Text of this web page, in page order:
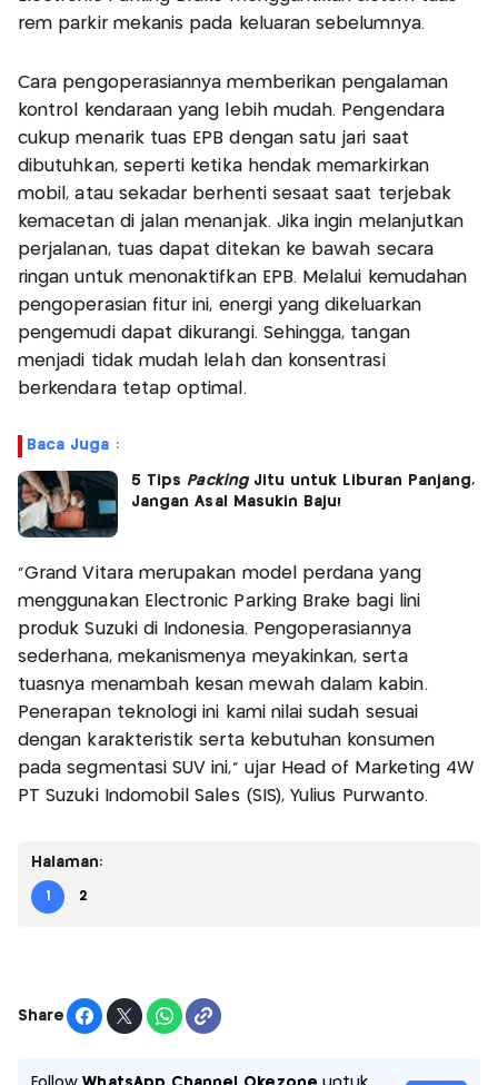
rem parkir mekanis pada keluaran sebelumnya.
Cara pengoperasiannya memberikan pengalaman
kontrol kendaraan yang lebih mudah. Pengendara
cukup menarik tuas EPB dengan satu jari saat
dibutuhkan, seperti ketika hendak memarkirkan
mobil, atau sekadar berhenti sesaat saat terjebak
kemacetan di jalan menanjak. Jika ingin melanjutkan
perjalanan, tuas dapat ditekan ke bawah secara
ringan untuk menonaktifkan EPB. Melalui kemudahan
pengoperasian fitur ini, energi yang dikeluarkan
pengemudi dapat dikurangi. Sehingga, tangan
menjadi tidak mudah lelah dan konsentrasi
berkendara tetap optimal.
Baca Juga :
5 Tips PackingJitu untuk Liburan Panjang,
Jangan Asal Masukin Baju!
“Grand Vitara merupakan model perdana yang
menggunakan Electronic Parking Brake bagi lini
produk Suzuki di Indonesia. Pengoperasiannya
sederhana, mekanismenya meyakinkan, serta
tuasnya menambah kesan mewah dalam kabin.
Penerapan teknologi ini kami nilai sudah sesuai
dengan karakteristik serta kebutuhan konsumen
pada segmentasi SUV ini," ujar Head of Marketing 4W
PT Suzuki Indomobil Sales (SIS), Yulius Purwanto.
Halaman:
1 2
Share